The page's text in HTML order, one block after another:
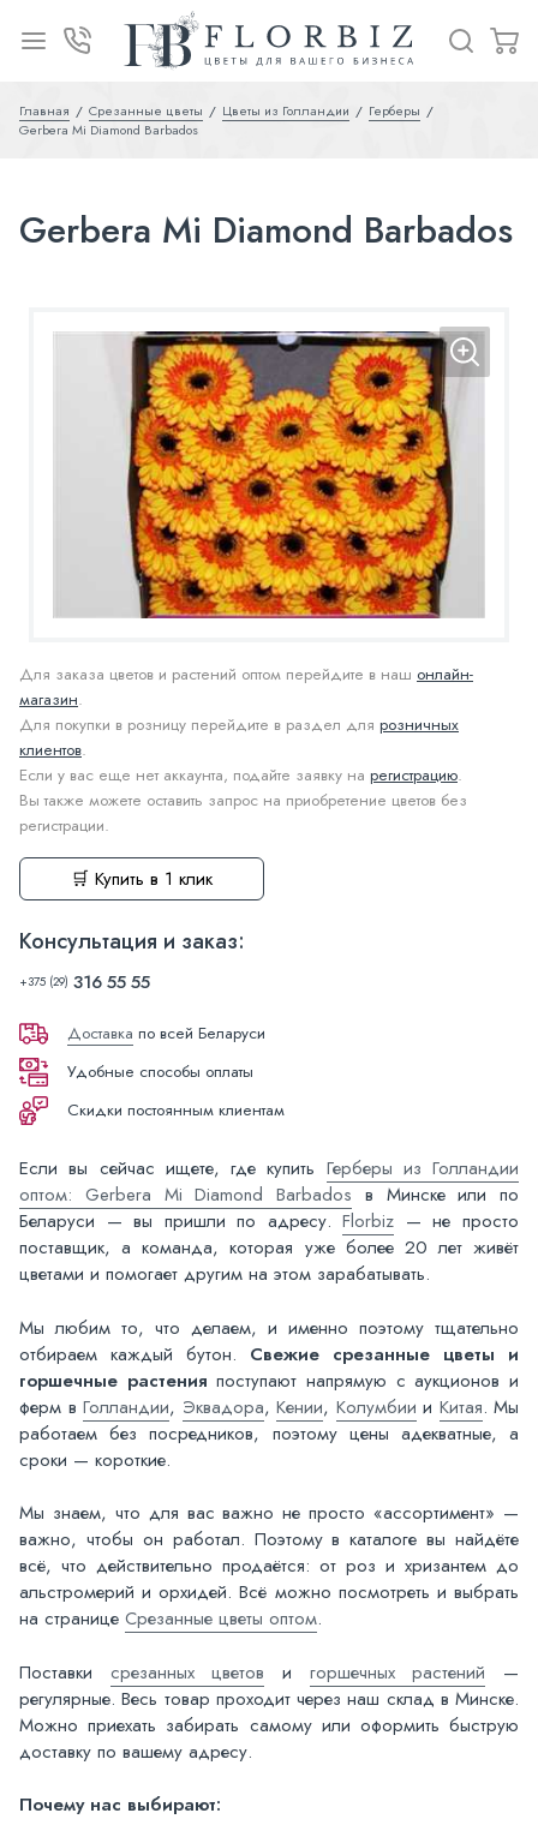
Главная Срезанные цветы Цветы из Голландии
Герберы
Gerbera Mi Diamond Barbados
Gerbera Mi Diamond Barbados
Для заказа цветов и растений оптом перейдите в наш онлайн-
магазин.
Для покупки в розницу перейдите в раздел для розничных
клиентов.
Если у вас еще нет аккаунта, подайте заявку на регистрацию.
Вы также можете оставить запрос на приобретение цветов без
регистрации.
🛒 Купить в 1 клик
Консультация и заказ:
+375 (29) 316 55 55
Доставка по всей Беларуси
Удобные способы оплаты
Скидки постоянным клиентам
Если вы сейчас ищете, где купить Герберы из Голландии
оптом: Gerbera Mi Diamond Barbados в Минске или по
Беларуси — вы пришли по адресу.Florbiz — не просто
поставщик, а команда, которая уже более 20 лет живёт
цветами и помогает другим на этом зарабатывать.
Мы любим то, что делаем, и именно поэтому тщательно
отбираем каждый бутон. Свежие срезанные цветы и
горшечные растения поступают напрямую с аукционов и
ферм в Голландии, Эквадора, Кении, Колумбии и Китая. Мы
работаем без посредников, поэтому цены адекватные, а
сроки — короткие.
Мы знаем, что для вас важно не просто «ассортимент» —
важно, чтобы он работал. Поэтому в каталоге вы найдёте
всё, что действительно продаётся: от роз и хризантем до
альстромерий и орхидей. Всё можно посмотреть и выбрать
на странице Срезанные цветы оптом.
Поставки срезанных цветов и горшечных растений —
регулярные. Весь товар проходит через наш склад в Минске.
Можно приехать забирать самому или оформить быструю
доставку по вашему адресу.
Почему нас выбирают: